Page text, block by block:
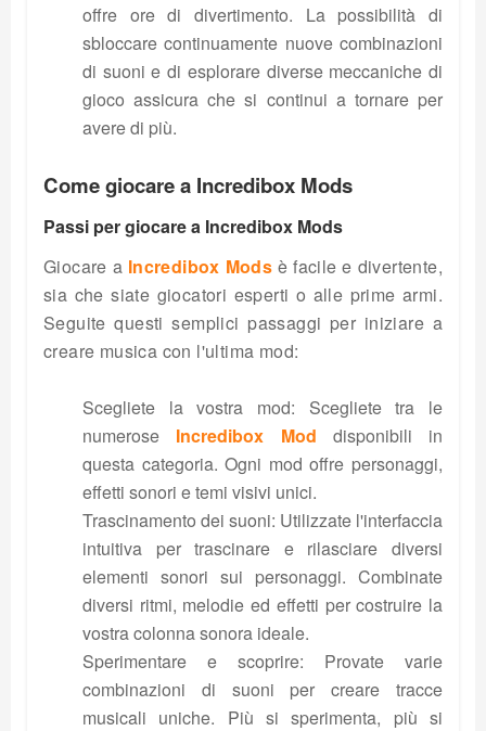
offre ore di divertimento. La possibilità di
sbloccare continuamente nuove combinazioni
di suoni e di esplorare diverse meccaniche di
gioco assicura che si continui a tornare per
avere di più.
Come giocare a Incredibox Mods
Passi per giocare a Incredibox Mods
Giocare a Incredibox Mods è facile e divertente,
sia che siate giocatori esperti o alle prime armi.
Seguite questi semplici passaggi per iniziare a
creare musica con l'ultima mod:
Scegliete la vostra mod: Scegliete tra le
numerose Incredibox Mod disponibili in
questa categoria. Ogni mod offre personaggi,
effetti sonori e temi visivi unici.
Trascinamento dei suoni: Utilizzate l'interfaccia
intuitiva per trascinare e rilasciare diversi
elementi sonori sui personaggi. Combinate
diversi ritmi, melodie ed effetti per costruire la
vostra colonna sonora ideale.
Sperimentare e scoprire: Provate varie
combinazioni di suoni per creare tracce
musicali uniche. Più si sperimenta, più si